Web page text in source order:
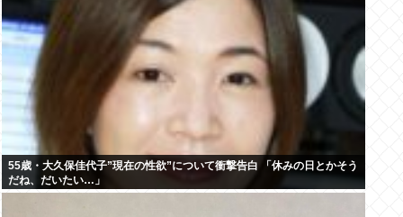
55歳・大久保佳代子”現在の性欲”について衝撃告白 「休みの日とかそう
だね、だいたい…」